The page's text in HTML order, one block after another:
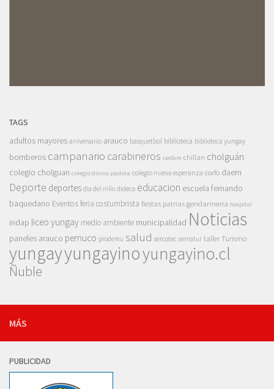
TAGS
adultos mayores aniversario arauco basquetbol biblioteca biblioteca yungay
bomberos campanario carabineros cesfam chillan cholguán
colegio cholguan colegio divina pastora colegio nueva esperanza corfo daem
Deporte deportes dia del niño dideco educacion escuela fernando
baquedano Eventosferia costumbrista fiestas patrias gendarmeria hospital
indap liceo yungay medio ambiente municipalidad Noticias
paneles arauco pemuco prodemu salud sercotec sernatur taller Turismo
yungayyungayinoyungayino.cl
Ñuble
MÁS
PUBLICIDAD